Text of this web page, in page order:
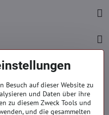
Besuch auf dieser Website zu
und Daten über ihre
zu diesem Zweck Tools und
und die gesammelten